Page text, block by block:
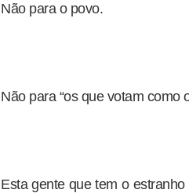
Não para o povo.
Não para “os que votam como
Esta gente que tem o